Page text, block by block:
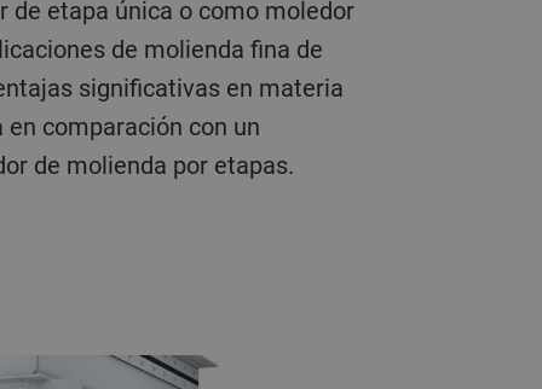
de etapa única o como moledor
de molienda fina de
significativas en materia
comparación con un
de molienda por etapas.